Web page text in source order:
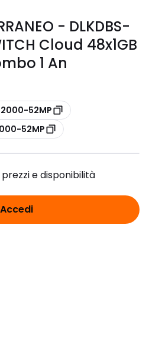
- DLKDBS-
Cloud 48x1GB
1 An
52MP
52MP
e disponibilità
Accedi